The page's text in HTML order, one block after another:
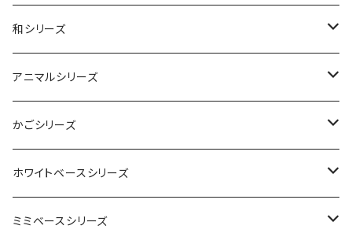
ブルー
レッド
うさぎ
スィートライラック
フルーティオレンジ
カスミソウ
コスモピンク
プリンセスピンク
ラメ
ソーダーブルー
レモンフィズ
和シリーズ
折り鶴
イエロー
レッド
干支猪
アニマルシリーズ
花うさぎ
ホワイトブルー
ベアポット
ピンク
ベア
かごシリーズ
トロピカルかご
ライトグリーン
ホワイトベースシリーズ
ローズポット
ミミベースシリーズ